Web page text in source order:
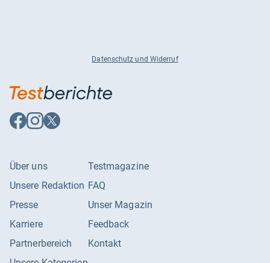
Datenschutz und Widerruf
Auf
Facebook
Auf
Instagram
Auf
X
Über uns
Unsere Redaktion
Presse
Karriere
Partnerbereich
Testmagazine
FAQ
Unser Magazin
Feedback
Kontakt